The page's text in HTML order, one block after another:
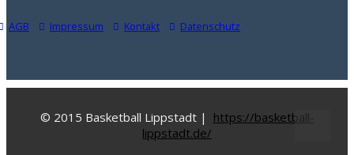
AGB Impressum Kontakt Datenschutz
© 2015 Basketball Lippstadt | https://basketball-
lippstadt.de/